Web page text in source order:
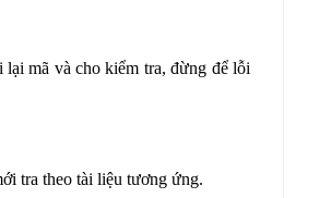
mã và cho kiểm tra, đừng để lỗi
tra theo tài liệu tương ứng.